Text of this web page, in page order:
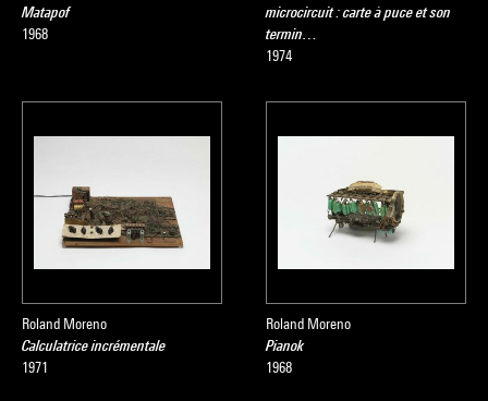
Matapof
1968
microcircuit : carte à puce et son
termin…
1974
Roland Moreno
Calculatrice incrémentale
1971
Roland Moreno
Pianok
1968